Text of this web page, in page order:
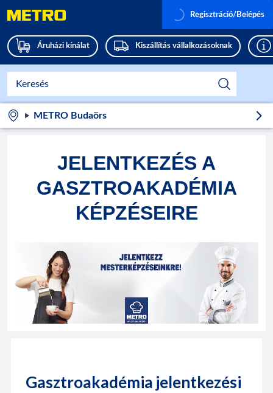
Áruházi kínálat Kiszállítás vállalkozásoknak
Regisztráció/Belépés
METRO Budaörs
JELENTKEZÉS A
GASZTROAKADÉMIA
KÉPZÉSEIRE